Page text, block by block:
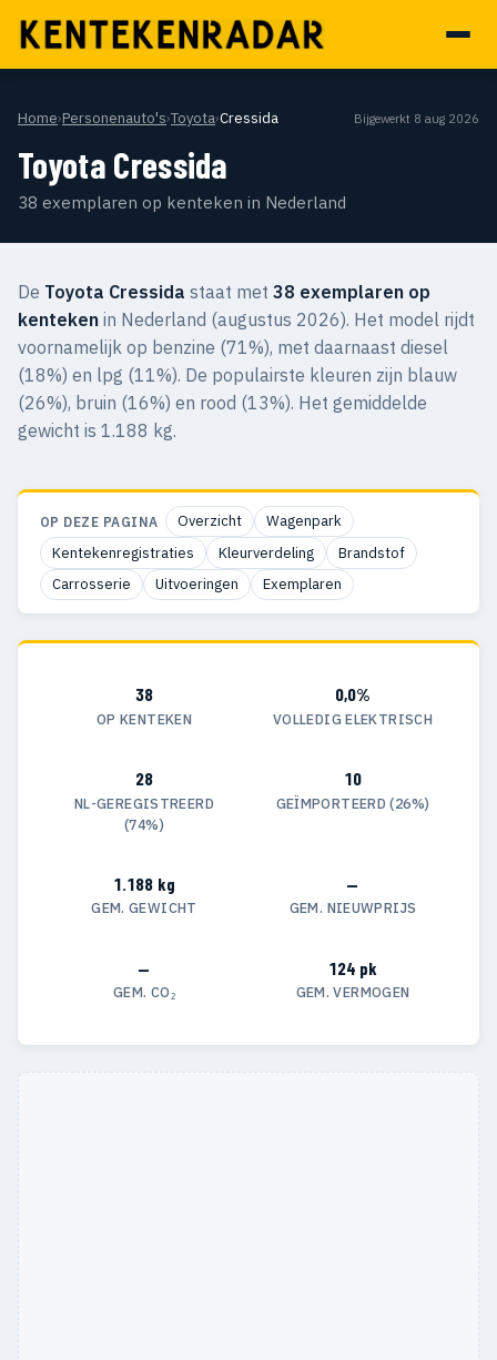
Home›Personenauto's›Toyota›Cressida Bijgewerkt 8 aug 2026
Toyota Cressida
38 exemplaren op kenteken in Nederland
De Toyota Cressida staat met 38 exemplaren op
kenteken in Nederland (augustus 2026). Het model rijdt
voornamelijk op benzine (71%), met daarnaast diesel
(18%) en lpg (11%). De populairste kleuren zijn blauw
(26%), bruin (16%) en rood (13%). Het gemiddelde
gewicht is 1.188 kg.
OP DEZE PAGINA Overzicht
Wagenpark
Kentekenregistraties
Kleurverdeling
Brandstof
Carrosserie
Uitvoeringen Exemplaren
38
OP KENTEKEN
0,0%
VOLLEDIG ELEKTRISCH
28
NL-GEREGISTREERD
(74%)
10
GEÏMPORTEERD (26%)
1.188 kg
GEM. GEWICHT
—
GEM. NIEUWPRIJS
—
GEM. CO₂
124 pk
GEM. VERMOGEN